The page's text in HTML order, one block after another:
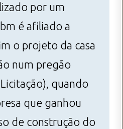
por um
é afiliado a
o projeto da casa
num pregão
quando
que ganhou
de construção do